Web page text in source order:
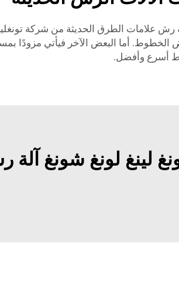
رش علامات الطرق الحديثة من شركة
الخطوط. أما البعض الآخر فيأتي
أسرع وأفضل.